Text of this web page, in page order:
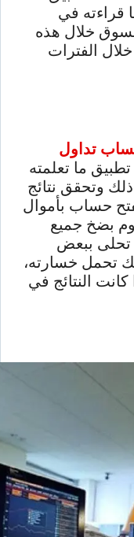
قراءته في
خلال هذه
الفترات
تداول
ما تعلمته
وتحقق نتائج
حساب بأموال
بضخ جميع
تحلى ببعض
تحمل خسارته،
كانت النتائج في